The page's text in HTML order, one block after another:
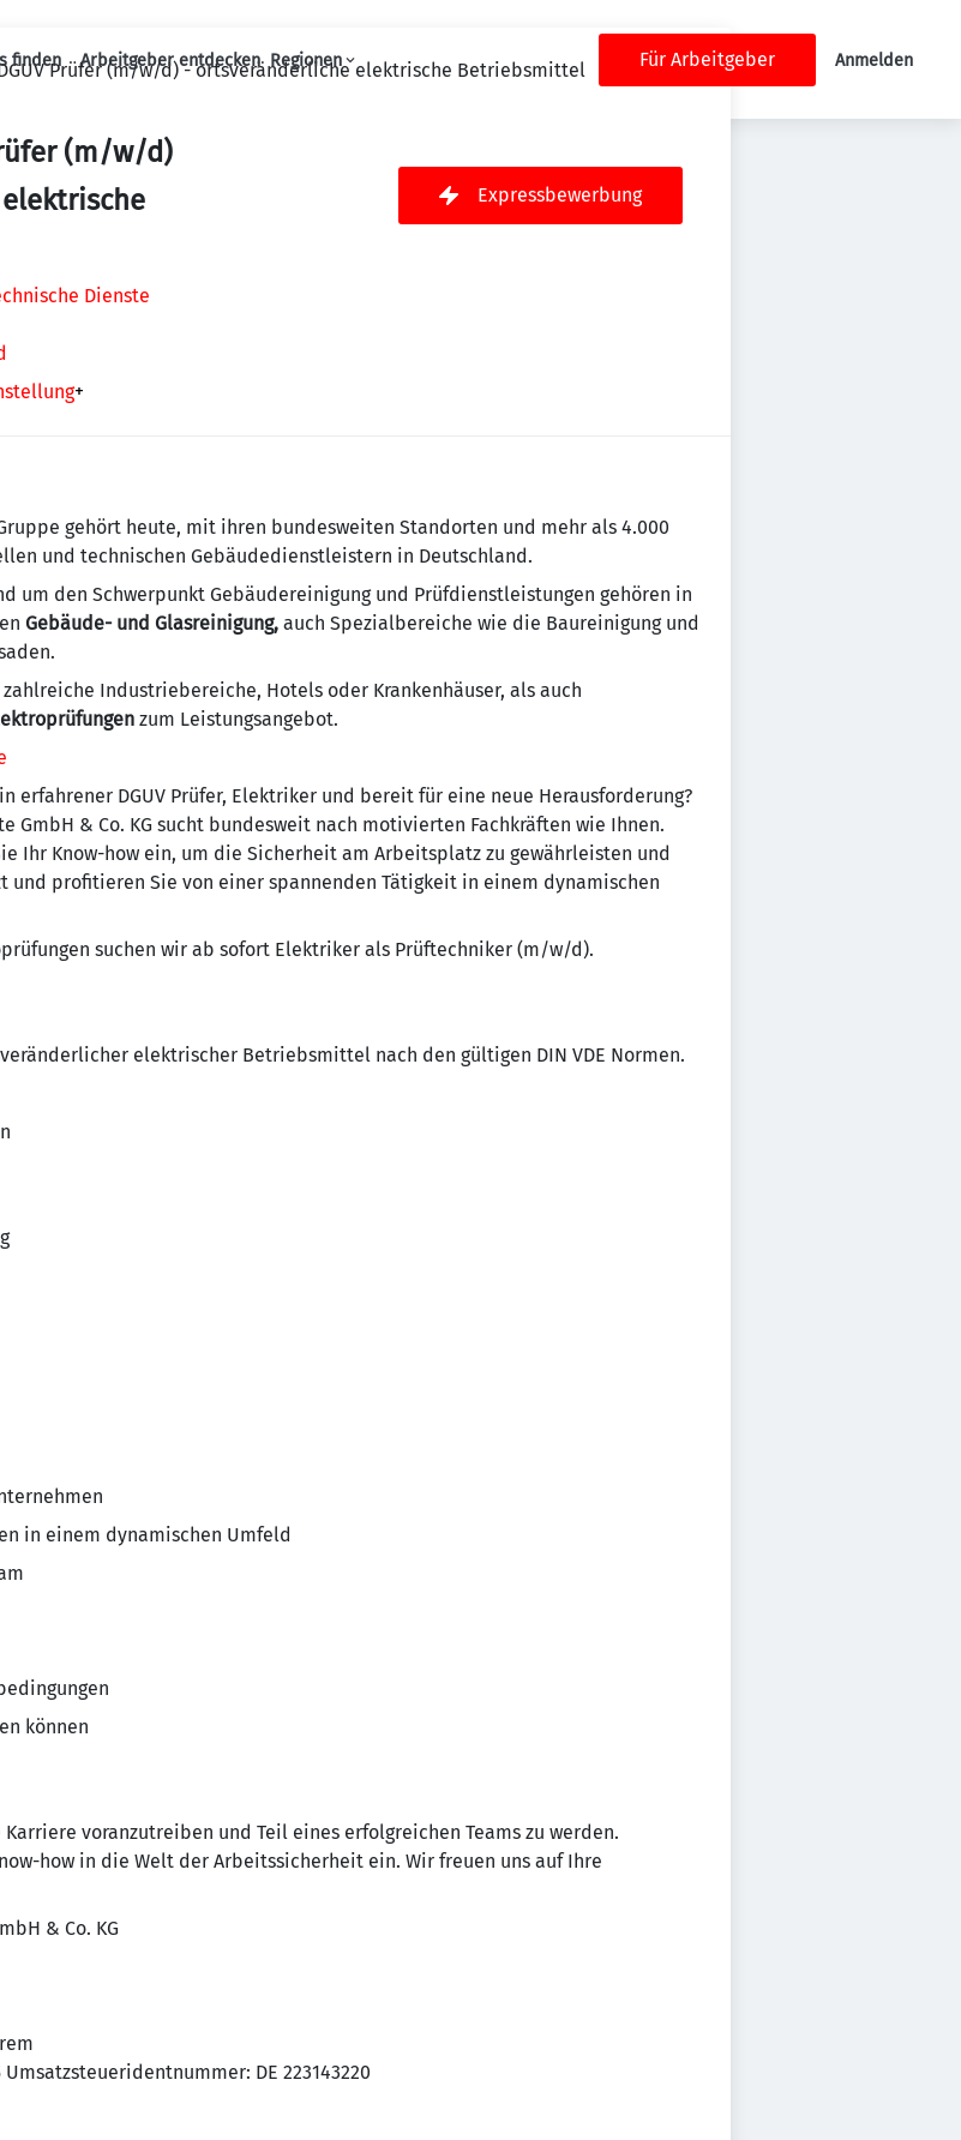
Haupt-Navigation
finden Arbeitgeber entdecken Regionen Für Arbeitgeber Anmelden
Prüfer (m/w/d) - ortsveränderliche elektrische Betriebsmittel
(m/w/d)
Dienste
+
Expressbewerbung
Gruppe gehört heute, mit ihren bundesweiten Standorten und mehr als 4.000
und technischen Gebäudedienstleistern in Deutschland.
um den Schwerpunkt Gebäudereinigung und Prüfdienstleistungen gehören in
Gebäude- und Glasreinigung, auch Spezialbereiche wie die Baureinigung und
Industriebereiche, Hotels oder Krankenhäuser, als auch
zum Leistungsangebot.
erfahrener DGUV Prüfer, Elektriker und bereit für eine neue Herausforderung?
GmbH & Co. KG sucht bundesweit nach motivierten Fachkräften wie Ihnen.
Ihr Know-how ein, um die Sicherheit am Arbeitsplatz zu gewährleisten und
und profitieren Sie von einer spannenden Tätigkeit in einem dynamischen
suchen wir ab sofort Elektriker als Prüftechniker (m/w/d).
elektrischer Betriebsmittel nach den gültigen DIN VDE Normen.
in einem dynamischen Umfeld
können
voranzutreiben und Teil eines erfolgreichen Teams zu werden.
how in die Welt der Arbeitssicherheit ein. Wir freuen uns auf Ihre
& Co. KG
DE 223143220